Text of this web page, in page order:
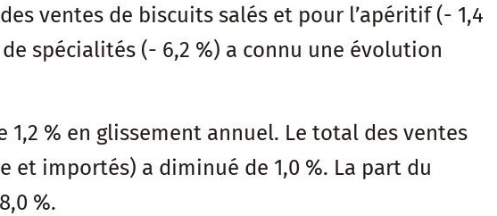
ventes de biscuits salés et pour l’apéritif (- 1,4
spécialités (- 6,2 %) a connu une évolution
% en glissement annuel. Le total des ventes
importés) a diminué de 1,0 %. La part du
%.